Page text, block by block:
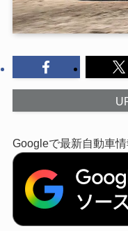
Googleで最新自動車